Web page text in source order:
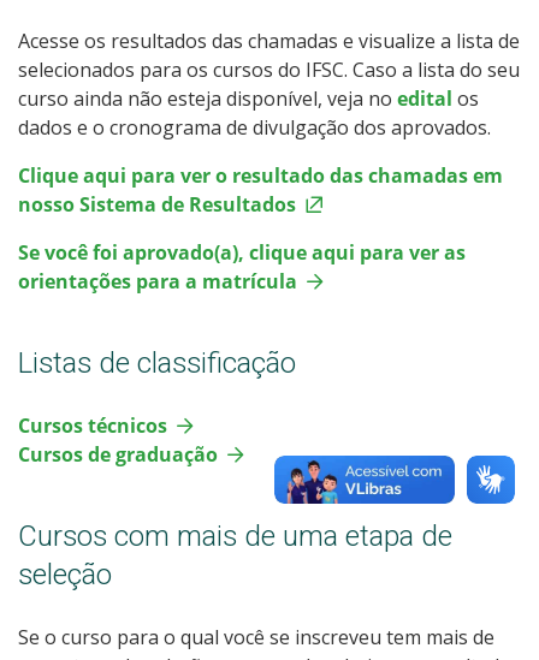
Especialização
Educação a Distância
Todos os cursos
Processo de Inscrição
Resultados
Resultados das Vagas Remanescentes
Calendário de inscrições
Acesse os resultados das chamadas e visualize a lista de
selecionados para os cursos do IFSC. Caso a lista do seu
curso ainda não esteja disponível, veja no edital os
dados e o cronograma de divulgação dos aprovados.
Clique aqui para ver o resultado das chamadas em
nosso Sistema de Resultados
Se você foi aprovado(a), clique aqui para ver as
orientações para a matrícula
Listas de classificação
Cursos técnicos
Cursos de graduação
Cursos com mais de uma etapa de
seleção
Se o curso para o qual você se inscreveu tem mais de